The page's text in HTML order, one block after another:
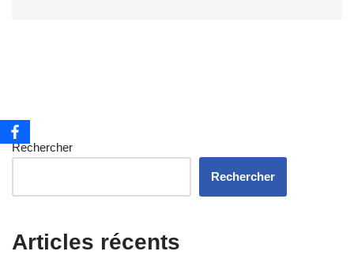
Rechercher
Rechercher
Articles récents